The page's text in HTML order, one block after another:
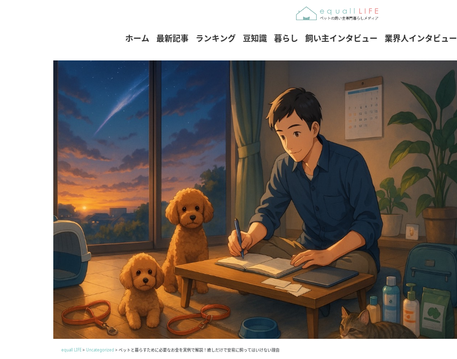
ホーム 最新記事 ランキング 豆知識 暮らし 飼い主インタビュー 業界人インタビュー
equall LIFE> Uncategorized> ペットと暮らすために必要なお金を実例で解説！癒しだけで安易に飼ってはいけない理由